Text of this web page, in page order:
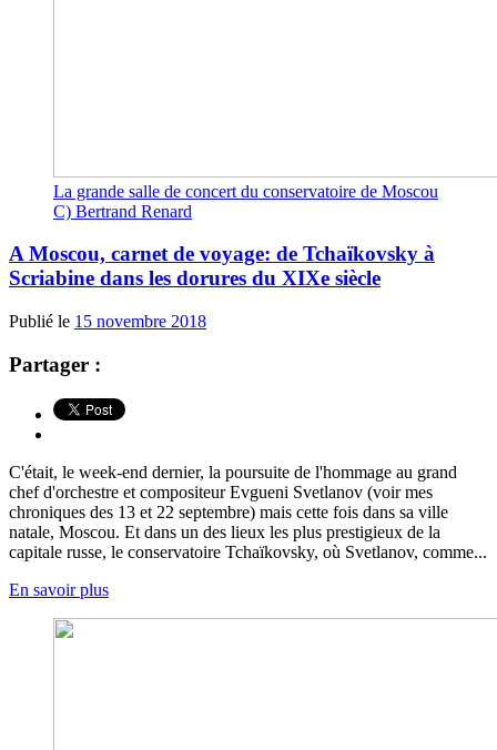
La grande salle de concert du conservatoire de Moscou
C) Bertrand Renard
A Moscou, carnet de voyage: de Tchaïkovsky à
Scriabine dans les dorures du XIXe siècle
Publié le 15 novembre 2018
Partager :
C'était, le week-end dernier, la poursuite de l'hommage au grand
chef d'orchestre et compositeur Evgueni Svetlanov (voir mes
chroniques des 13 et 22 septembre) mais cette fois dans sa ville
natale, Moscou. Et dans un des lieux les plus prestigieux de la
capitale russe, le conservatoire Tchaïkovsky, où Svetlanov, comme...
En savoir plus